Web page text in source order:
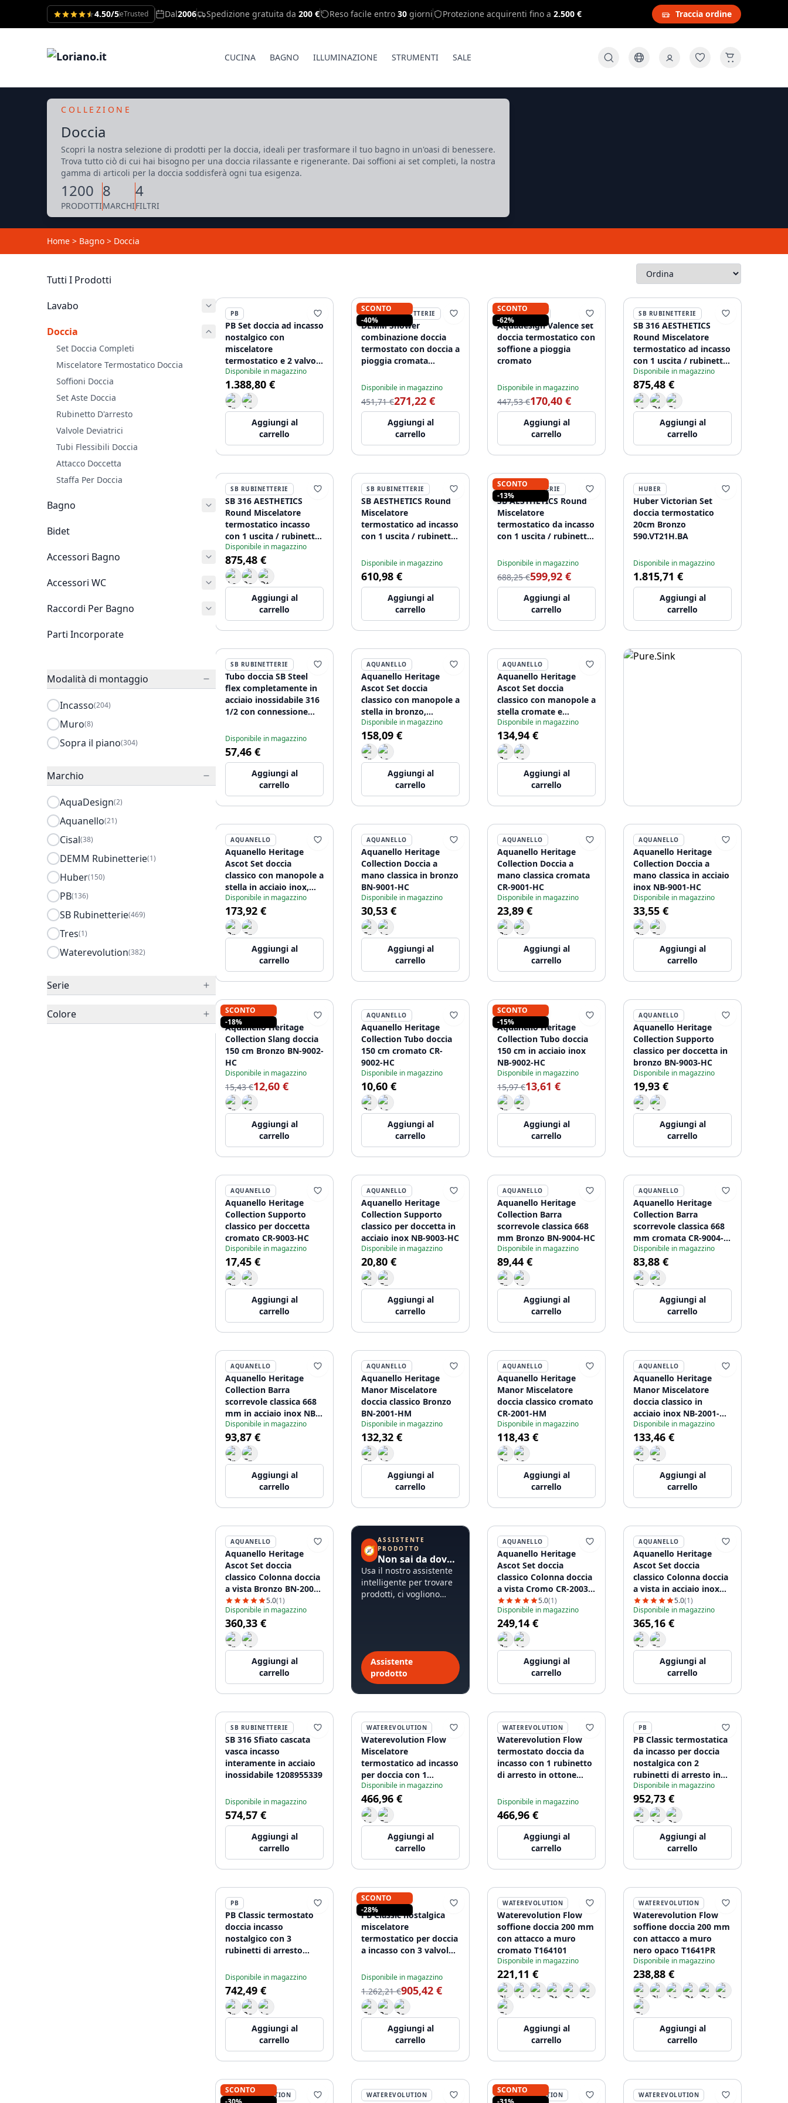
4.50/5eTrusted Dal2006 Spedizione gratuita da 200 € Reso facile entro 30 giorni Protezione acquirenti fino a 2.500 € Traccia ordine
CUCINA BAGNO ILLUMINAZIONE STRUMENTI SALE
COLLEZIONE
Doccia
Scopri la nostra selezione di prodotti per la doccia, ideali per trasformare il tuo bagno in un'oasi di benessere.
Trova tutto ciò di cui hai bisogno per una doccia rilassante e rigenerante. Dai soffioni ai set completi, la nostra
gamma di articoli per la doccia soddisferà ogni tua esigenza.
1200
PRODOTTI
8
MARCHI
4
FILTRI
Home > Bagno > Doccia
Tutti I Prodotti
Lavabo
Doccia
Set Doccia Completi
Miscelatore Termostatico Doccia
Soffioni Doccia
Set Aste Doccia
Rubinetto D'arresto
Valvole Deviatrici
Tubi Flessibili Doccia
Attacco Doccetta
Staffa Per Doccia
Bagno
Bidet
Accessori Bagno
Accessori WC
Raccordi Per Bagno
Parti Incorporate
Modalità di montaggio
Incasso(204)
Muro(8)
Sopra il piano(304)
Marchio
AquaDesign(2)
Aquanello(21)
Cisal(38)
DEMM Rubinetterie(1)
Huber(150)
PB(136)
SB Rubinetterie(469)
Tres(1)
Waterevolution(382)
Serie
Colore
PB
PB Set doccia ad incasso
nostalgico con
miscelatore
termostatico e 2 valvole
d'arresto - doccetta -
soffione 200mm -
bronzo
Disponibile in magazzino
1.388,80 €
Aggiungi al
carrello
SCONTO
-40%
DEMM RUBINETTERIE
DEMM Shower
combinazione doccia
termostato con doccia a
pioggia cromata
Disponibile in magazzino
451,71 €271,22 €
Aggiungi al
carrello
SCONTO
-62%
AQUADESIGN
Aquadesign Valence set
doccia termostatico con
soffione a pioggia
cromato
Disponibile in magazzino
447,53 €170,40 €
Aggiungi al
carrello
SB RUBINETTERIE
SB 316 AESTHETICS
Round Miscelatore
termostatico ad incasso
con 1 uscita / rubinetto
d'arresto PVD rame
spazzolato 1208954894
Disponibile in magazzino
875,48 €
Aggiungi al
carrello
SB RUBINETTERIE
SB 316 AESTHETICS
Round Miscelatore
termostatico incasso
con 1 uscita / rubinetto
d'arresto PVD gun
metal spazzolato
1208954896
Disponibile in magazzino
875,48 €
Aggiungi al
carrello
SB RUBINETTERIE
SB AESTHETICS Round
Miscelatore
termostatico ad incasso
con 1 uscita / rubinetto
1208954897
Disponibile in magazzino
610,98 €
Aggiungi al
carrello
SCONTO
-13%
SB RUBINETTERIE
SB AESTHETICS Round
Miscelatore
termostatico da incasso
con 1 uscita / rubinetto
1208954898
Disponibile in magazzino
688,25 €599,92 €
Aggiungi al
carrello
HUBER
Huber Victorian Set
doccia termostatico
20cm Bronzo
590.VT21H.BA
Disponibile in magazzino
1.815,71 €
Aggiungi al
carrello
SB RUBINETTERIE
Tubo doccia SB Steel
flex completamente in
acciaio inossidabile 316
1/2 con connessione
Disponibile in magazzino
57,46 €
Aggiungi al
carrello
AQUANELLO
Aquanello Heritage
Ascot Set doccia
classico con manopole a
stella in bronzo,
doccetta inclusa BN-
2002-HA
Disponibile in magazzino
158,09 €
Aggiungi al
carrello
AQUANELLO
Aquanello Heritage
Ascot Set doccia
classico con manopole a
stella cromate e
doccetta CR-2002-HA
Disponibile in magazzino
134,94 €
Aggiungi al
carrello
AQUANELLO
Aquanello Heritage
Ascot Set doccia
classico con manopole a
stella in acciaio inox,
doccetta inclusa NB-
2002-HA
Disponibile in magazzino
173,92 €
Aggiungi al
carrello
AQUANELLO
Aquanello Heritage
Collection Doccia a
mano classica in bronzo
BN-9001-HC
Disponibile in magazzino
30,53 €
Aggiungi al
carrello
AQUANELLO
Aquanello Heritage
Collection Doccia a
mano classica cromata
CR-9001-HC
Disponibile in magazzino
23,89 €
Aggiungi al
carrello
AQUANELLO
Aquanello Heritage
Collection Doccia a
mano classica in acciaio
inox NB-9001-HC
Disponibile in magazzino
33,55 €
Aggiungi al
carrello
SCONTO
-18%
AQUANELLO
Aquanello Heritage
Collection Slang doccia
150 cm Bronzo BN-9002-
HC
Disponibile in magazzino
15,43 €12,60 €
Aggiungi al
carrello
AQUANELLO
Aquanello Heritage
Collection Tubo doccia
150 cm cromato CR-
9002-HC
Disponibile in magazzino
10,60 €
Aggiungi al
carrello
SCONTO
-15%
AQUANELLO
Aquanello Heritage
Collection Tubo doccia
150 cm in acciaio inox
NB-9002-HC
Disponibile in magazzino
15,97 €13,61 €
Aggiungi al
carrello
AQUANELLO
Aquanello Heritage
Collection Supporto
classico per doccetta in
bronzo BN-9003-HC
Disponibile in magazzino
19,93 €
Aggiungi al
carrello
AQUANELLO
Aquanello Heritage
Collection Supporto
classico per doccetta
cromato CR-9003-HC
Disponibile in magazzino
17,45 €
Aggiungi al
carrello
AQUANELLO
Aquanello Heritage
Collection Supporto
classico per doccetta in
acciaio inox NB-9003-HC
Disponibile in magazzino
20,80 €
Aggiungi al
carrello
AQUANELLO
Aquanello Heritage
Collection Barra
scorrevole classica 668
mm Bronzo BN-9004-HC
Disponibile in magazzino
89,44 €
Aggiungi al
carrello
AQUANELLO
Aquanello Heritage
Collection Barra
scorrevole classica 668
mm cromata CR-9004-
HC
Disponibile in magazzino
83,88 €
Aggiungi al
carrello
AQUANELLO
Aquanello Heritage
Collection Barra
scorrevole classica 668
mm in acciaio inox NB-
9004-HC
Disponibile in magazzino
93,87 €
Aggiungi al
carrello
AQUANELLO
Aquanello Heritage
Manor Miscelatore
doccia classico Bronzo
BN-2001-HM
Disponibile in magazzino
132,32 €
Aggiungi al
carrello
AQUANELLO
Aquanello Heritage
Manor Miscelatore
doccia classico cromato
CR-2001-HM
Disponibile in magazzino
118,43 €
Aggiungi al
carrello
AQUANELLO
Aquanello Heritage
Manor Miscelatore
doccia classico in
acciaio inox NB-2001-
HM
Disponibile in magazzino
133,46 €
Aggiungi al
carrello
AQUANELLO
Aquanello Heritage
Ascot Set doccia
classico Colonna doccia
a vista Bronzo BN-2003-
HA
5.0(1)
Disponibile in magazzino
360,33 €
Aggiungi al
carrello
🧭
ASSISTENTE
PRODOTTO
Non sai da dove iniziare?
Usa il nostro assistente
intelligente per trovare
prodotti, ci vogliono
Assistente
prodotto
AQUANELLO
Aquanello Heritage
Ascot Set doccia
classico Colonna doccia
a vista Cromo CR-2003-
HA
5.0(1)
Disponibile in magazzino
249,14 €
Aggiungi al
carrello
AQUANELLO
Aquanello Heritage
Ascot Set doccia
classico Colonna doccia
a vista in acciaio inox
NC-2003-HA
5.0(1)
Disponibile in magazzino
365,16 €
Aggiungi al
carrello
SB RUBINETTERIE
SB 316 Sfiato cascata
vasca incasso
interamente in acciaio
inossidabile 1208955339
Disponibile in magazzino
574,57 €
Aggiungi al
carrello
WATEREVOLUTION
Waterevolution Flow
Miscelatore
termostatico ad incasso
per doccia con 1
rubinetto di arresto
nero opaco 1208920977
Disponibile in magazzino
466,96 €
Aggiungi al
carrello
WATEREVOLUTION
Waterevolution Flow
termostato doccia da
incasso con 1 rubinetto
di arresto in ottone
Disponibile in magazzino
466,96 €
Aggiungi al
carrello
PB
PB Classic termostatica
da incasso per doccia
nostalgica con 2
rubinetti di arresto in
bronzo.
Disponibile in magazzino
952,73 €
Aggiungi al
carrello
PB
PB Classic termostato
doccia incasso
nostalgico con 3
rubinetti di arresto
Disponibile in magazzino
742,49 €
Aggiungi al
carrello
SCONTO
-28%
PB
PB Classic nostalgica
miscelatore
termostatico per doccia
a incasso con 3 valvole
acciaio inossidabile-
look.
Disponibile in magazzino
1.262,21 €905,42 €
Aggiungi al
carrello
WATEREVOLUTION
Waterevolution Flow
soffione doccia 200 mm
con attacco a muro
cromato T164101
Disponibile in magazzino
221,11 €
Aggiungi al
carrello
WATEREVOLUTION
Waterevolution Flow
soffione doccia 200 mm
con attacco a muro
nero opaco T1641PR
Disponibile in magazzino
238,88 €
Aggiungi al
carrello
SCONTO
WATEREVOLUTION WATEREVOLUTION
SCONTO
WATEREVOLUTION WATEREVOLUTION